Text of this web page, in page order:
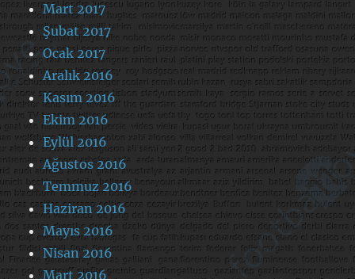
Mart 2017
Şubat 2017
Ocak 2017
Aralık 2016
Kasım 2016
Ekim 2016
Eylül 2016
Ağustos 2016
Temmuz 2016
Haziran 2016
Mayıs 2016
Nisan 2016
Mart 2016